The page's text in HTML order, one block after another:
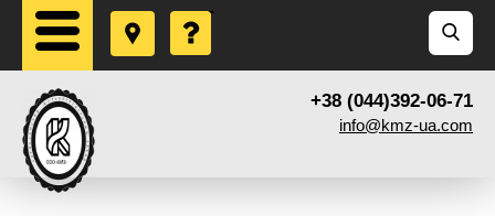
+38 (044)392-06-71
info@kmz-ua.com